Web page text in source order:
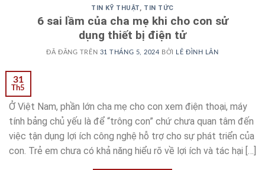
TIN KỸ THUẬT TIN TỨC
6 sai lầm của cha mẹ khi cho con sử
dụng thiết bị điện tử
ĐÃ ĐĂNG TRÊN 31 THÁNG 5, 2024 BỞI LÊ ĐÌNH LÂN
31
Th5
Ở Việt Nam, phần lớn cha mẹ cho con xem điện thoại, máy
tính bảng chủ yếu là để “trông con” chứ chưa quan tâm đến
việc tận dụng lợi ích công nghệ hỗ trợ cho sự phát triển của
con. Trẻ em chưa có khả năng hiểu rõ về lợi ích và tác hại […]